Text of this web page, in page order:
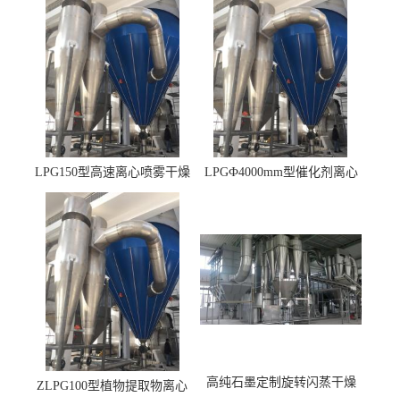
LPG150型高速离心喷雾干燥
机 φ2.85m
LPGФ4000mm型催化剂离心
ZLPG100型植物提取物离心
高纯石墨定制旋转闪蒸干燥